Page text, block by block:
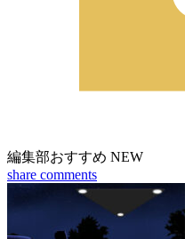
編集部おすすめ NEW
share comments